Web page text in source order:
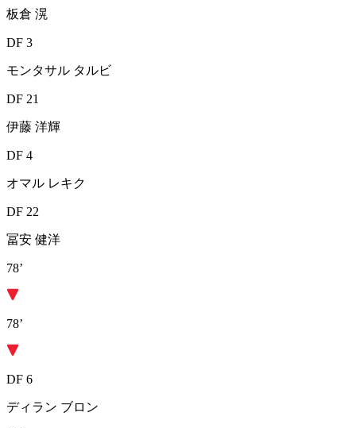
板倉 滉
DF 3
モンタサル タルビ
DF 21
伊藤 洋輝
DF 4
オマル レキク
DF 22
冨安 健洋
78’
78’
DF 6
ディラン ブロン